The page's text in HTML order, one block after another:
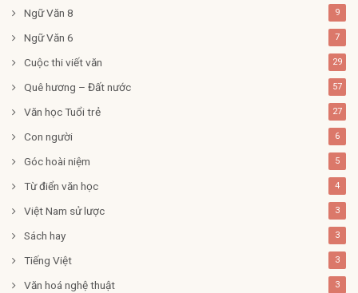
Ngữ Văn 8 9
Ngữ Văn 6 7
Cuộc thi viết văn 29
Quê hương – Đất nước 57
Văn học Tuổi trẻ 27
Con người 6
Góc hoài niệm 5
Từ điển văn học 4
Việt Nam sử lược 3
Sách hay 3
Tiếng Việt 3
Văn hoá nghệ thuật 3